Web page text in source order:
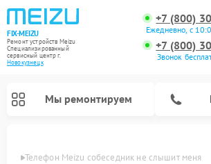
FIX-MEIZU
Ремонт устройств Meizu
Специализированный
cервисный центр г.
Новокузнецк
+7 (800)
Ежедневно, с
+7 (800)
Звонок
Мы ремонтируем
Телефон Meizu собеседник не слышит меня